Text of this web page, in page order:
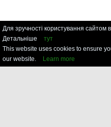
Для зручності користування сайтом
Детальніше
тут
This website uses cookies to ensure
our website.
Learn more